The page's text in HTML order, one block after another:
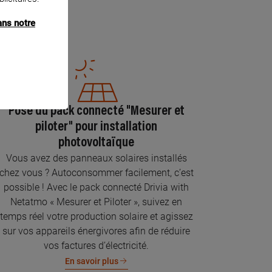
Pose du pack connecté "Mesurer et
piloter" pour installation
photovoltaïque
Vous avez des panneaux solaires installés
chez vous ? Autoconsommer facilement, c’est
possible ! Avec le pack connecté Drivia with
Netatmo « Mesurer et Piloter », suivez en
temps réel votre production solaire et agissez
sur vos appareils énergivores afin de réduire
vos factures d’électricité.
En savoir plus
notre